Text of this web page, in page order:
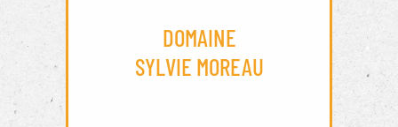
DOMAINE
SYLVIE MOREAU